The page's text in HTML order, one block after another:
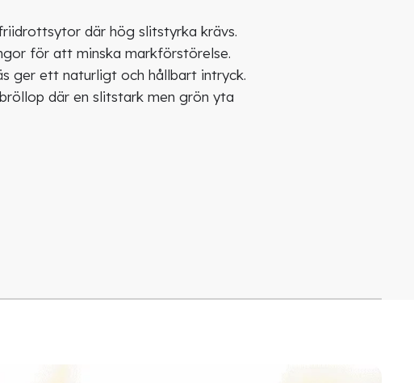
där hög slitstyrka krävs.
för att minska markförstörelse.
ger ett naturligt och hållbart intryck.
där en slitstark men grön yta